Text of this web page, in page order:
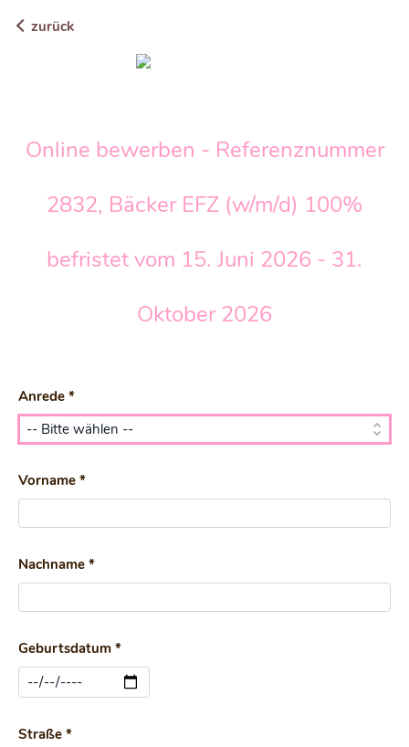
Online bewerben - Referenznummer
2832, Bäcker EFZ (w/m/d) 100%
befristet vom 15. Juni 2026 - 31.
Oktober 2026
zurück
Anrede *
Vorname *
Nachname *
Geburtsdatum *
Straße *